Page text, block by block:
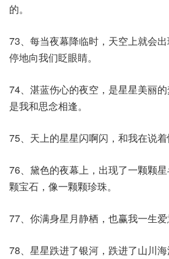
的。
73、每当夜幕降临时，天空上就会
停地向我们眨眼睛。
74、湛蓝伤心的夜空，是星星美丽
是我和思念相逢。
75、天上的星星闪啊闪，和我在说着
76、黛色的夜幕上，出现了一颗颗
颗宝石，像一颗颗珍珠。
77、你满身星月静栖，也赢我一生爱
78、星星跌进了银河，跌进了山川